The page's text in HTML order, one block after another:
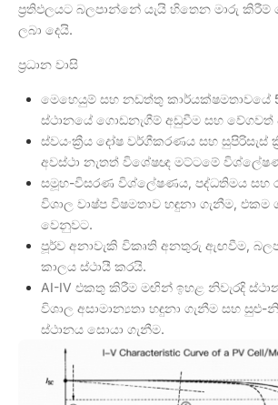
ප්‍රතිඵලයට බලපාන්නේ යැයි හිතෙන මාරු කිරීම්
ලබා දෙයි.
ප්‍රධාන වාසි
මෙහෙයුම් සහ නඩත්තු කාර්යක්ෂමතාවයේ
ස්ථානයේ ගොඩනැගීම් අඩුවීම සහ වේගවත්
ස්වයංක්‍රීය දෝෂ වර්ගීකරණය සහ සුපිරිසැස්
අවස්ථා නැතත් විශේෂඥ මට්ටමේ
සමූහ-විසරණ විශ්ලේෂණය, පද්ධතිමය සහ
විශාල වාෂ්ප විෂමතාව හඳුනා ගැනීම, එකම
වෙනුවට.
පූර්ව අනාවැකි විකෘති අනතුරු ඇඟවීම,
කාලය ස්ථායී කරයි.
AI-IV එකතු කිරීම මඟින් ඉහළ නිවැරදි
විශාල අසාමාන්‍යතා හඳුනා ගැනීම සහ සුළු-
ස්ථානය සොයා ගැනීම.